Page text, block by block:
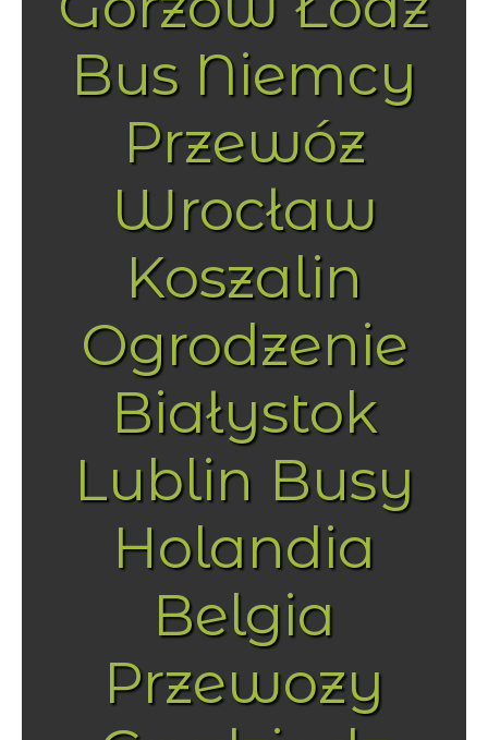
Bus Niemcy
Przewóz
Wrocław
Koszalin
Ogrodzenie
Białystok
Lublin Busy
Holandia
Belgia
Przewozy